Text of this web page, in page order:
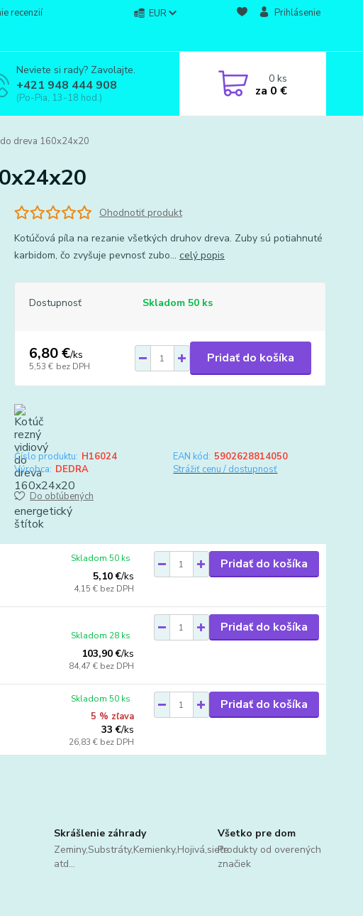
recenzií
EUR Prihlásenie
Neviete si rady? Zavolajte.
+421 948 444 908
(Po-Pia, 13-18 hod.)
0ks
za 0 €
dreva 160x24x20
Ohodnotiť produkt
Kotúčová píla na rezanie všetkých druhov dreva. Zuby sú potiahnuté
karbidom, čo zvyšuje pevnosť zubo... celý popis
Dostupnosť Skladom 50 ks
6,80 €/ks
5,53 € bez DPH
Pridať do košíka
Číslo produktu: H16024 EAN kód: 5902628814050
Výrobca: DEDRA Strážiť cenu / dostupnosť
Do obľúbených
5,10 €/ks
4,15 € bez DPH
Skladom 50 ks Pridať do košíka
103,90 €/ks
84,47 € bez DPH
Skladom 28 ks
Pridať do košíka
5 % zľava
33 €/ks
26,83 € bez DPH
Skladom 50 ks Pridať do košíka
Skrášlenie záhrady
Zeminy,Substráty,Kemienky,Hojivá,sieťe
atd...
Všetko pre dom
Produkty od overených
značiek